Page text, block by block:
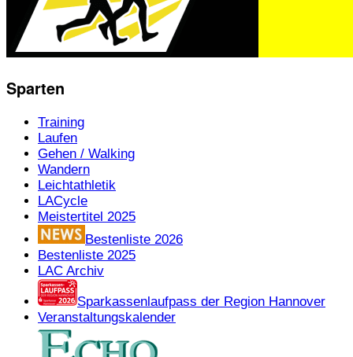
Sparten
Training
Laufen
Gehen / Walking
Wandern
Leichtathletik
LACycle
Meistertitel 2025
Bestenliste 2026
Bestenliste 2025
LAC Archiv
Sparkassenlaufpass der Region Hannover
Veranstaltungskalender